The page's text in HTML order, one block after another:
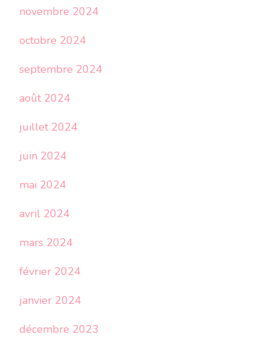
novembre 2024
octobre 2024
septembre 2024
août 2024
juillet 2024
juin 2024
mai 2024
avril 2024
mars 2024
février 2024
janvier 2024
décembre 2023